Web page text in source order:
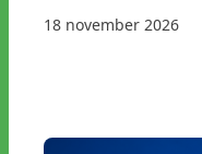
18 november 2026